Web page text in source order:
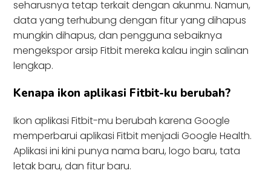
seharusnya tetap terkait dengan akunmu. Namun,
data yang terhubung dengan fitur yang dihapus
mungkin dihapus, dan pengguna sebaiknya
mengekspor arsip Fitbit mereka kalau ingin salinan
lengkap.
Kenapa ikon aplikasi Fitbit-ku berubah?
Ikon aplikasi Fitbit-mu berubah karena Google
memperbarui aplikasi Fitbit menjadi Google Health.
Aplikasi ini kini punya nama baru, logo baru, tata
letak baru, dan fitur baru.